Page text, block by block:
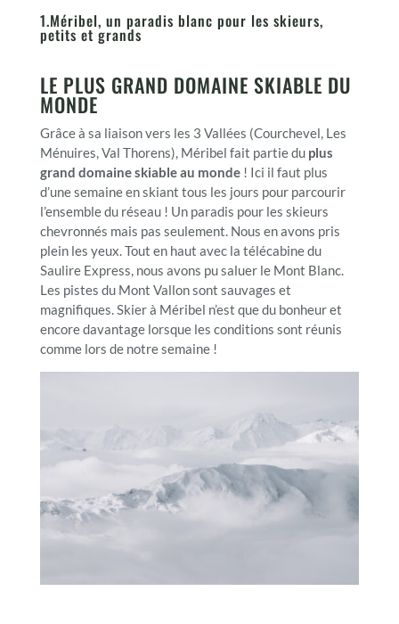
1.Méribel, un paradis blanc pour les skieurs,
petits et grands
LE PLUS GRAND DOMAINE SKIABLE DU
MONDE
Grâce à sa liaison vers les 3 Vallées (Courchevel, Les
Ménuires, Val Thorens), Méribel fait partie duplus
grand domaine skiable au monde! Ici il faut plus
d’une semaine en skiant tous les jours pour parcourir
l’ensemble du réseau ! Un paradis pour les skieurs
chevronnés mais pas seulement. Nous en avons pris
plein les yeux. Tout en haut avec la télécabine du
Saulire Express, nous avons pu saluer le Mont Blanc.
Les pistes du Mont Vallon sont sauvages et
magnifiques. Skier à Méribel n’est que du bonheur et
encore davantage lorsque les conditions sont réunis
comme lors de notre semaine !